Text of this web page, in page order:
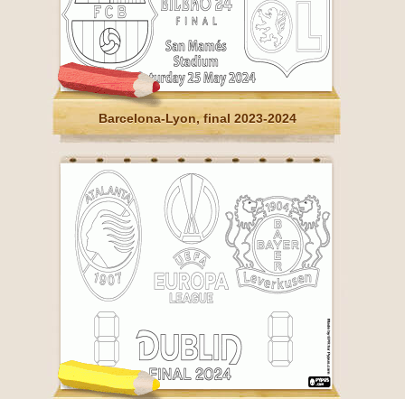
Barcelona-Lyon, final 2023-2024